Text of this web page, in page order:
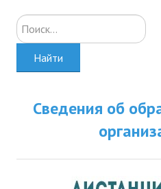
Искать...
Найти
Сведения об